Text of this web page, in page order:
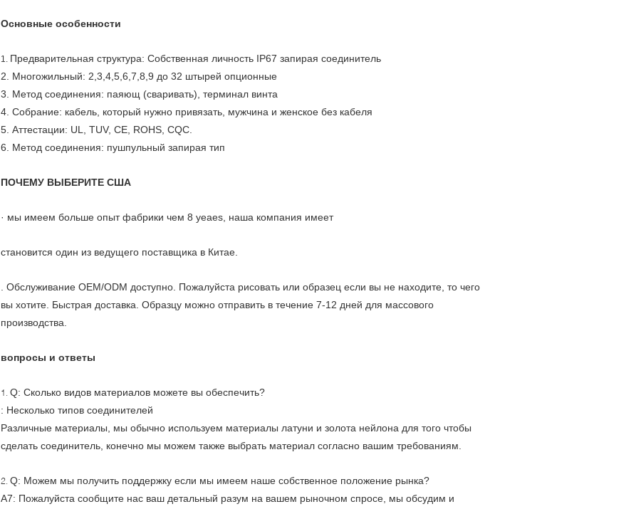
Основные особенности
1. Предварительная структура: Собственная личность IP67 запирая соединитель
2. Многожильный: 2,3,4,5,6,7,8,9 до 32 штырей опционные
3. Метод соединения: паяющ (сваривать), терминал винта
4. Собрание: кабель, который нужно привязать, мужчина и женское без кабеля
5. Аттестации: UL, TUV, CE, ROHS, CQC.
6. Метод соединения: пушпульный запирая тип
ПОЧЕМУ ВЫБЕРИТЕ США
· мы имеем больше опыт фабрики чем 8 yeaes, наша компания имеет
становится один из ведущего поставщика в Китае.
. Обслуживание OEM/ODM доступно. Пожалуйста рисовать или образец если вы не находите, то чего
вы хотите. Быстрая доставка. Образцу можно отправить в течение 7-12 дней для массового
производства.
вопросы и ответы
1. Q: Сколько видов материалов можете вы обеспечить?
: Несколько типов соединителей
Различные материалы, мы обычно используем материалы латуни и золота нейлона для того чтобы
сделать соединитель, конечно мы можем также выбрать материал согласно вашим требованиям.
2. Q: Можем мы получить поддержку если мы имеем наше собственное положение рынка?
A7: Пожалуйста сообщите нас ваш детальный разум на вашем рыночном спросе, мы обсудим и